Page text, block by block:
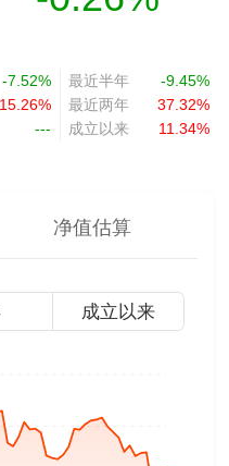
-7.52% 最近半年
-9.45%
15.26% 最近两年
37.32%
--- 成立以来 11.34%
净值估算
成立以来